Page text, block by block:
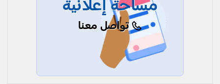
مساحة إعلانية
تواصل معنا